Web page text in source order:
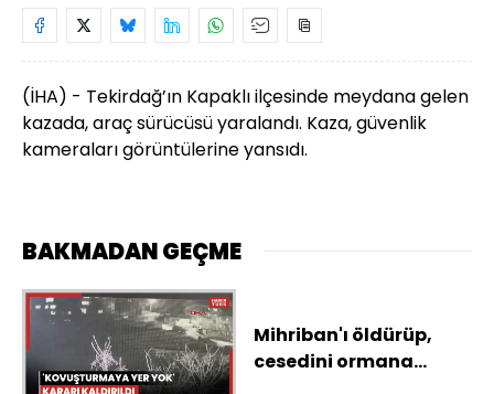
(İHA) - Tekirdağ’ın Kapaklı ilçesinde meydana gelen
kazada, araç sürücüsü yaralandı. Kaza, güvenlik
kameraları görüntülerine yansıdı.
BAKMADAN GEÇME
Mihriban'ı öldürüp,
cesedini ormana